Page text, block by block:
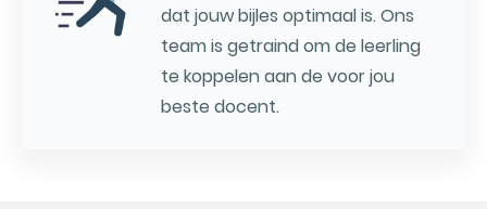
dat jouw bijles optimaal is. Ons
team is getraind om de leerling
te koppelen aan de voor jou
beste docent.